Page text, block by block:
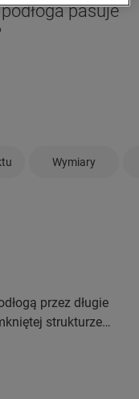
pasuje
Wymiary
przez długie
strukturze
technologiach
ta chroni